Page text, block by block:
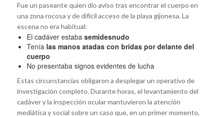
Fue un paseante quien dio aviso tras encontrar el cuerpo en
una zona rocosa y de difícil acceso de la playa gijonesa. La
escena no era habitual:
El cadáver estaba semidesnudo
Tenía las manos atadas con bridas por delante del
cuerpo
No presentaba signos evidentes de lucha
Estas circunstancias obligaron a desplegar un operativo de
investigación completo. Durante horas, el levantamiento del
cadáver y la inspección ocular mantuvieron la atención
mediática y social sobre un caso que, en un primer momento,